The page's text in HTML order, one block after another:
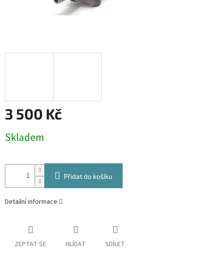
3 500 Kč
cena:
Skladem
Přidat do košíku
Detailní informace
ZEPTAT SE HLÍDAT SDÍLET